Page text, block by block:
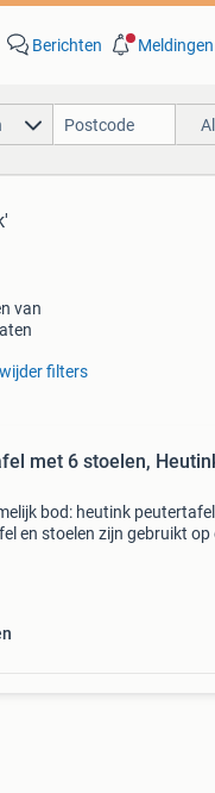
Berichten Meldingen
van
filters
met 6 stoelen,
bod: heutink
en stoelen zijn gebruikt op